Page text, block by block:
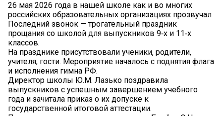
26 мая 2026 года в нашей школе как и во многих
российских образовательных организациях прозвучал
Последний звонок — трогательный праздник
прощания со школой для выпускников 9‑х и 11‑х
классов.
️На празднике присутствовали ученики, родители,
учителя, гости. Мероприятие началось с поднятия флага
и исполнения гимна РФ.
Директор школы Ю.М. Лазько поздравила
выпускников с успешным завершением учебного
года и зачитала приказ о их допуске к
государственной итоговой аттестации.